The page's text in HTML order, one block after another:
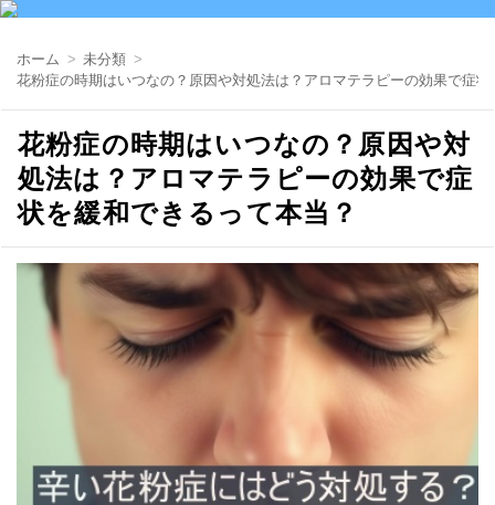
ホーム
未分類
花粉症の時期はいつなの？原因や対処法は？アロマテラピーの効果で症
花粉症の時期はいつなの？原因や対
処法は？アロマテラピーの効果で症
状を緩和できるって本当？